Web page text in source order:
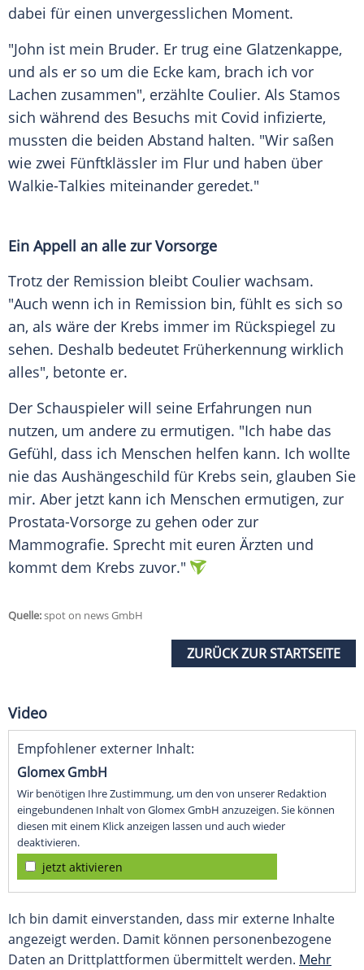
dabei für einen unvergesslichen Moment.
"John ist mein Bruder. Er trug eine Glatzenkappe,
und als er so um die Ecke kam, brach ich vor
Lachen zusammen", erzählte Coulier. Als Stamos
sich während des Besuchs mit Covid infizierte,
mussten die beiden Abstand halten. "Wir saßen
wie zwei Fünftklässler im Flur und haben über
Walkie-Talkies miteinander geredet."
Ein Appell an alle zur Vorsorge
Trotz der Remission bleibt Coulier wachsam.
"Auch wenn ich in Remission bin, fühlt es sich so
an, als wäre der Krebs immer im Rückspiegel zu
sehen. Deshalb bedeutet Früherkennung wirklich
alles", betonte er.
Der Schauspieler will seine Erfahrungen nun
nutzen, um andere zu ermutigen. "Ich habe das
Gefühl, dass ich Menschen helfen kann. Ich wollte
nie das Aushängeschild für Krebs sein, glauben Sie
mir. Aber jetzt kann ich Menschen ermutigen, zur
Prostata-Vorsorge zu gehen oder zur
Mammografie. Sprecht mit euren Ärzten und
kommt dem Krebs zuvor."
Quelle:spot on news GmbH
ZURÜCK ZUR STARTSEITE
Video
Empfohlener externer Inhalt:
Glomex GmbH
Wir benötigen Ihre Zustimmung, um den von unserer Redaktion
eingebundenen Inhalt von Glomex GmbH anzuzeigen. Sie können
diesen mit einem Klick anzeigen lassen und auch wieder
deaktivieren.
jetzt aktivieren
Ich bin damit einverstanden, dass mir externe Inhalte
angezeigt werden. Damit können personenbezogene
Daten an Drittplattformen übermittelt werden. Mehr